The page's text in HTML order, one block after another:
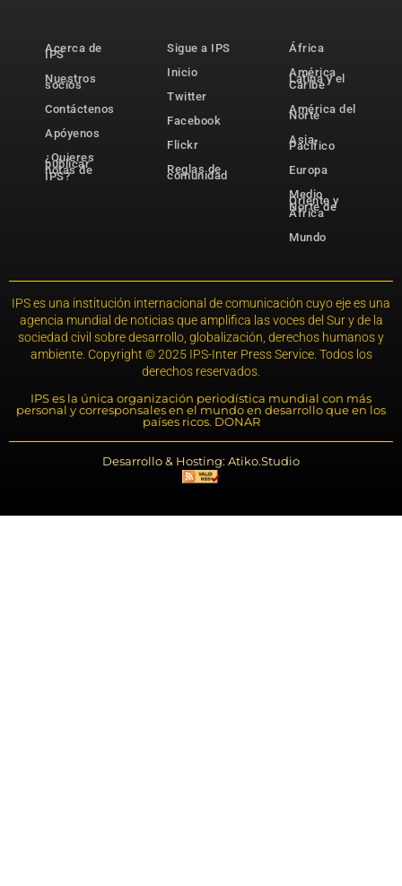
Acerca de
IPS
Nuestros
socios
Contáctenos
Apóyenos
¿Quieres
publicar
notas de
IPS?
Sigue a IPS
Inicio
Twitter
Facebook
Flickr
Reglas de
comunidad
África
América
Latina y el
Caribe
América del
Norte
Asia-
Pacífico
Europa
Medio
Oriente y
Norte de
África
Mundo
IPS es una institución internacional de comunicación cuyo eje es una
agencia mundial de noticias que amplifica las voces del Sur y de la
sociedad civil sobre desarrollo, globalización, derechos humanos y
ambiente. Copyright © 2025 IPS-Inter Press Service. Todos los
derechos reservados.
IPS es la única organización periodística mundial con más
personal y corresponsales en el mundo en desarrollo que en los
países ricos. DONAR
Desarrollo & Hosting: Atiko.Studio